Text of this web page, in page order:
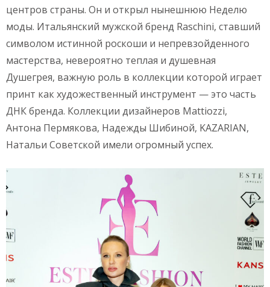
центров страны. Он и открыл нынешнюю Неделю
моды. Итальянский мужской бренд Raschini, ставший
символом истинной роскоши и непревзойденного
мастерства, невероятно теплая и душевная
Душегрея, важную роль в коллекции которой играет
принт как художественный инструмент — это часть
ДНК бренда. Коллекции дизайнеров Mattiozzi,
Антона Пермякова, Надежды Шибиной, KAZARIAN,
Натальи Советской имели огромный успех.